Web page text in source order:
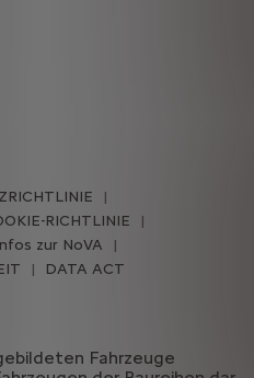
RICHTLINIE
zur NoVA
DATA ACT
Fahrzeuge